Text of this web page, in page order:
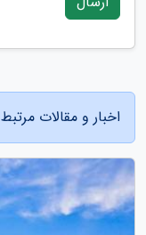
اخبار و مقالات مرتبط